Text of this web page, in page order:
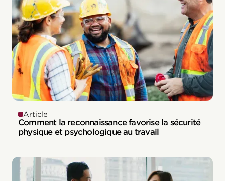
Article
Comment la reconnaissance favorise la sécurité
physique et psychologique au travail